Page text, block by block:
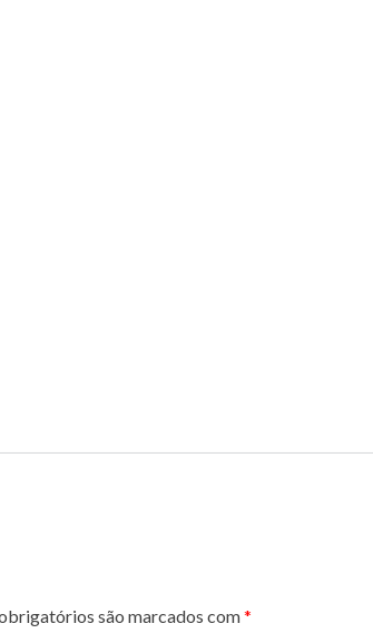
são marcados com*